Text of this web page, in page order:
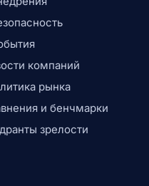
компаний
рынка
и бенчмарки
зрелости